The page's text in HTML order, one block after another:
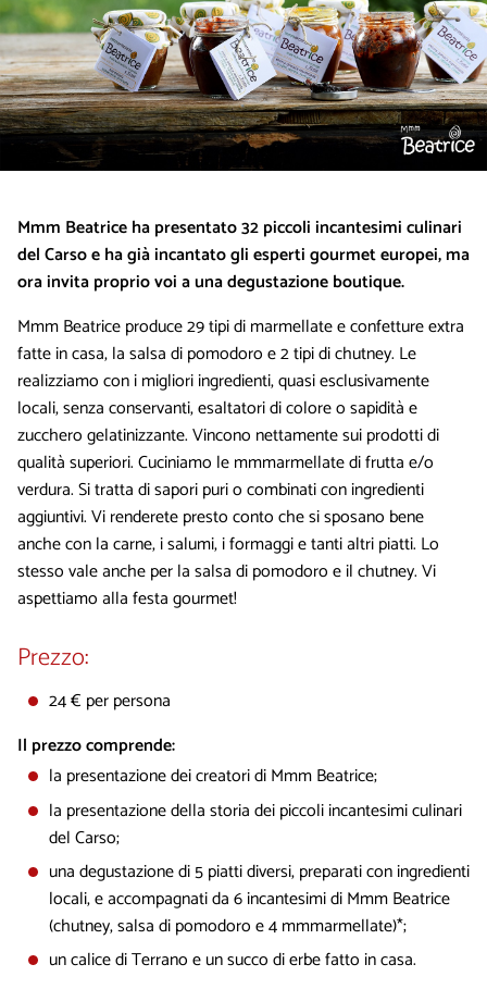
Mmm Beatrice ha presentato 32 piccoli incantesimi culinari
del Carso e ha già incantato gli esperti gourmet europei, ma
ora invita proprio voi a una degustazione boutique.
Mmm Beatrice produce 29 tipi di marmellate e confetture extra
fatte in casa, la salsa di pomodoro e 2 tipi di chutney. Le
realizziamo con i migliori ingredienti, quasi esclusivamente
locali, senza conservanti, esaltatori di colore o sapidità e
zucchero gelatinizzante. Vincono nettamente sui prodotti di
qualità superiori. Cuciniamo le mmmarmellate di frutta e/o
verdura. Si tratta di sapori puri o combinati con ingredienti
aggiuntivi. Vi renderete presto conto che si sposano bene
anche con la carne, i salumi, i formaggi e tanti altri piatti. Lo
stesso vale anche per la salsa di pomodoro e il chutney. Vi
aspettiamo alla festa gourmet!
Prezzo:
24 € per persona
Il prezzo comprende:
la presentazione dei creatori di Mmm Beatrice;
la presentazione della storia dei piccoli incantesimi culinari
del Carso;
una degustazione di 5 piatti diversi, preparati con ingredienti
locali, e accompagnati da 6 incantesimi di Mmm Beatrice
(chutney, salsa di pomodoro e 4 mmmarmellate)*;
un calice di Terrano e un succo di erbe fatto in casa.